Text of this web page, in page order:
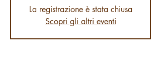
La registrazione è stata chiusa
Scopri gli altri eventi